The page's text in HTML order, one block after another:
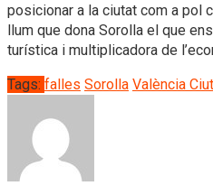
posicionar a la ciutat com a pol
llum que dona Sorolla el que
turística i multiplicadora de
Tags: falles Sorolla València